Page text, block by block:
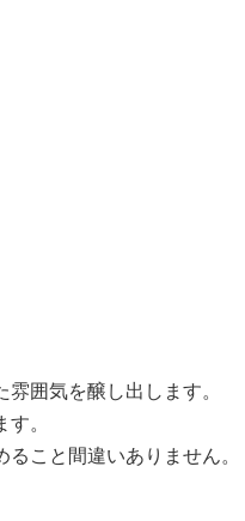
囲気を醸し出します。
。
こと間違いありません。